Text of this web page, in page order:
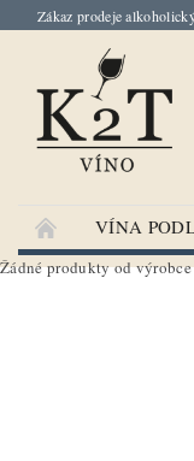
Zákaz prodeje
VÍNA
Žádné produkty od